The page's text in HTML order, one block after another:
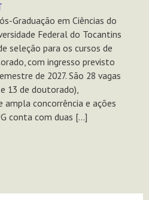
Graduação em Ciências do
Federal do Tocantins
seleção para os cursos de
com ingresso previsto
de 2027. São 28 vagas
13 de doutorado),
ampla concorrência e ações
conta com duas […]